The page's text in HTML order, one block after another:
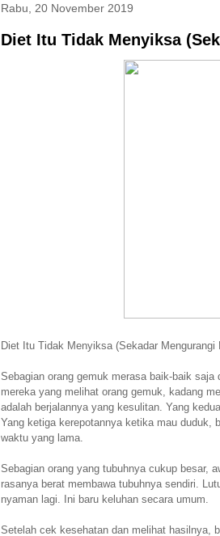
Rabu, 20 November 2019
Diet Itu Tidak Menyiksa
Diet Itu Tidak Menyiksa (Sekadar Mengurangi
Sebagian orang gemuk merasa baik-baik
mereka yang melihat orang gemuk, kadang
adalah berjalannya yang kesulitan. Yang
Yang ketiga kerepotannya ketika mau duduk,
waktu yang lama.
Sebagian orang yang tubuhnya cukup besar,
rasanya berat membawa tubuhnya sendiri.
nyaman lagi. Ini baru keluhan secara umum.
Setelah cek kesehatan dan melihat hasilnya,